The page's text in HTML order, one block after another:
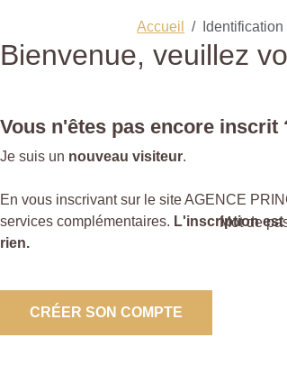
Accueil Identification
Bienvenue, veuillez
Vous n'êtes pas encore inscrit
Je suis un nouveau visiteur.
En vous inscrivant sur le site AGENCE
services complémentaires. L'inscription est
rien.
CRÉER SON COMPTE
Mot de